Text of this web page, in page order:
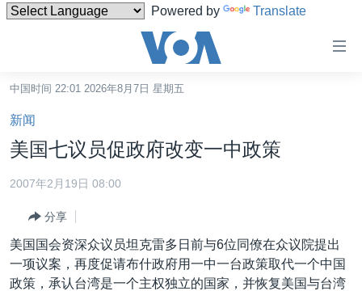
Powered by Translate
碍
链
接
跳
转
容
转
港澳
国际
最新国际新闻
分类新闻
中国时间 22:01 2026年8月7日 星期五
新闻
美国七议员促政府改变一中政策
2007年2月19日 08:00
分享
美国国会资深众议员坦克雷多日前与6位同僚在众议院提出
一项议案，再度促请布什政府用一中一台政策取代一个中国
政策，承认台湾是一个主权独立的国家，并恢复美国与台湾